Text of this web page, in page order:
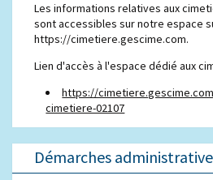
Les informations relatives aux
sont accessibles sur notre espace
https://cimetiere.gescime.com.
Lien d'accès à l'espace dédié aux
https://
cimetiere-02107
Démarches